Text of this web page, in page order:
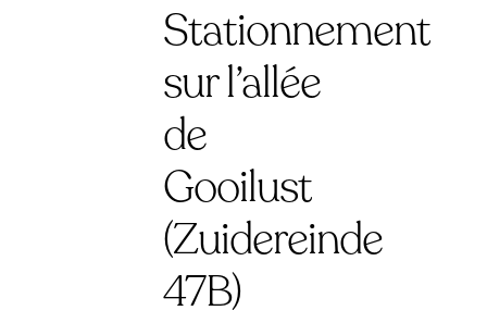
Stationnement
sur l’allée
de
Gooilust
(Zuidereinde
47B)